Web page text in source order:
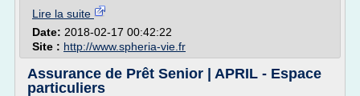
Lire la suite
Date: 2018-02-17 00:42:22
Site : http://www.spheria-vie.fr
Assurance de Prêt Senior | APRIL - Espace
particuliers